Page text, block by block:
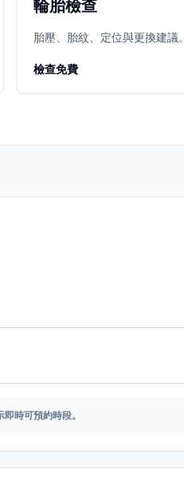
輪胎檢查
胎壓、胎紋、定位與更換建議。
檢查免費
時可預約時段。